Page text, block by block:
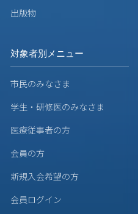
出版物
対象者別メニュー
市民のみなさま
学生・研修医のみなさま
医療従事者の方
会員の方
新規入会希望の方
会員ログイン